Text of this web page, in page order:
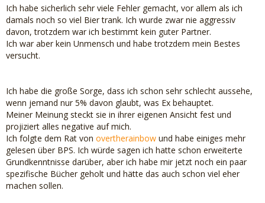
Ich habe sicherlich sehr viele Fehler gemacht, vor allem als ich
damals noch so viel Bier trank. Ich wurde zwar nie aggressiv
davon, trotzdem war ich bestimmt kein guter Partner.
Ich war aber kein Unmensch und habe trotzdem mein Bestes
versucht.
Ich habe die große Sorge, dass ich schon sehr schlecht aussehe,
wenn jemand nur 5% davon glaubt, was Ex behauptet.
Meiner Meinung steckt sie in ihrer eigenen Ansicht fest und
projiziert alles negative auf mich.
Ich folgte dem Rat von overtherainbow und habe einiges mehr
gelesen über BPS. Ich würde sagen ich hatte schon erweiterte
Grundkenntnisse darüber, aber ich habe mir jetzt noch ein paar
spezifische Bücher geholt und hätte das auch schon viel eher
machen sollen.